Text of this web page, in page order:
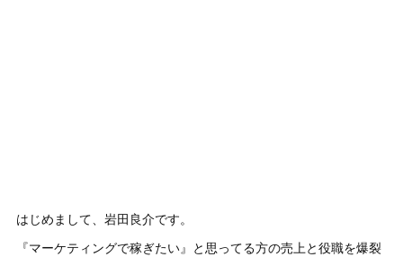
はじめまして、岩田良介です。
『マーケティングで稼ぎたい』と思ってる方の売上と役職を爆裂